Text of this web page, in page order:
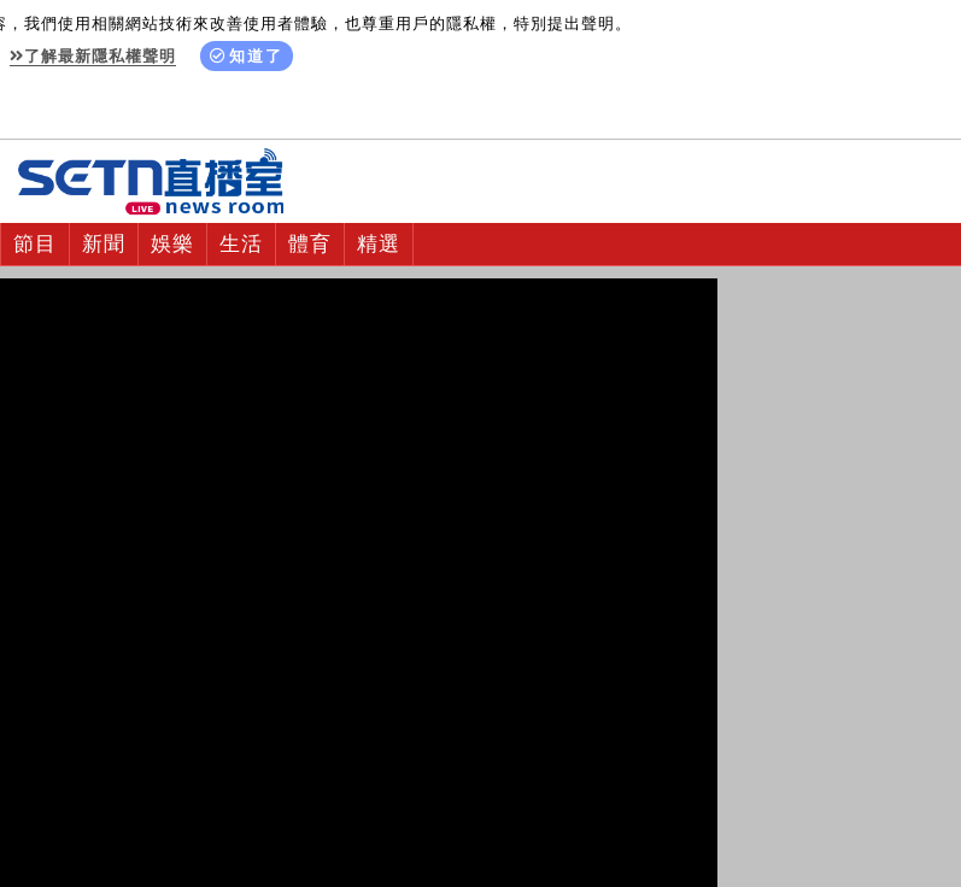
我們使用相關網站技術來改善使用者體驗，也尊重用戶的隱私權，特別提出聲明。
了解最新隱私權聲明
知道了
節目 新聞 娛樂 生活 體育 精選